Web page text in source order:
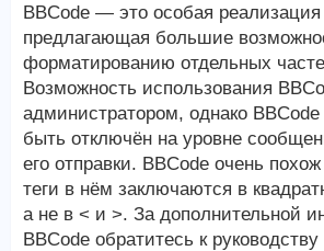
BBCode — это особая реализация
предлагающая большие
форматированию отдельных
Возможность использования
администратором, однако
быть отключён на уровне
его отправки. BBCode очень
теги в нём заключаются в
а не в < и >. За дополнительной
BBCode обратитесь к